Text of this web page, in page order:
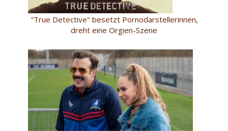
"True Detective" besetzt Pornodarstellerinnen,
dreht eine Orgien-Szene